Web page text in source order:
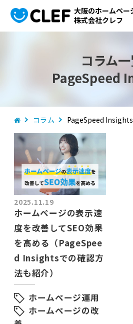
大阪のホームペー
株式会社クレフ
コラム
PageSpeed
コラム PageSpeed Insights
2025.11.19
ホームページの表示速
度を改善してSEO効果
を高める（PageSpee
d Insightsでの確認方
法も紹介）
ホームページ運用
ホームページの改